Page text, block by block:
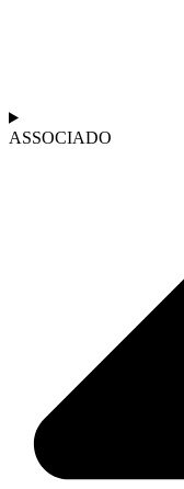
ASSOCIADO